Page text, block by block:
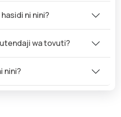
ni nini?
wa tovuti?
nini?